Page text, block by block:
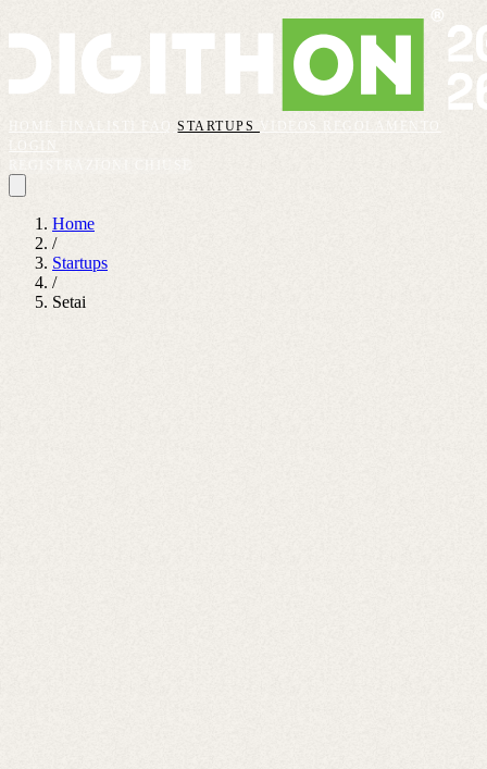
FAQSTARTUPS VIDEOS
REGOLAMENTO
Home
/
Startups
/
Setai